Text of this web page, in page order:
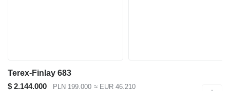
Terex-Finlay 683
$ 2.144.000
PLN 199.000 ≈ EUR 46.210